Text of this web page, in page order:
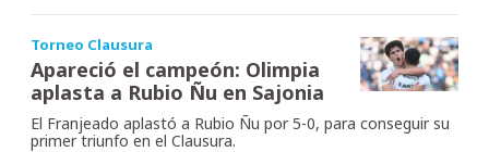
Torneo Clausura
Apareció el campeón: Olimpia
aplasta a Rubio Ñu en Sajonia
El Franjeado aplastó a Rubio Ñu por 5-0, para conseguir su
primer triunfo en el Clausura.